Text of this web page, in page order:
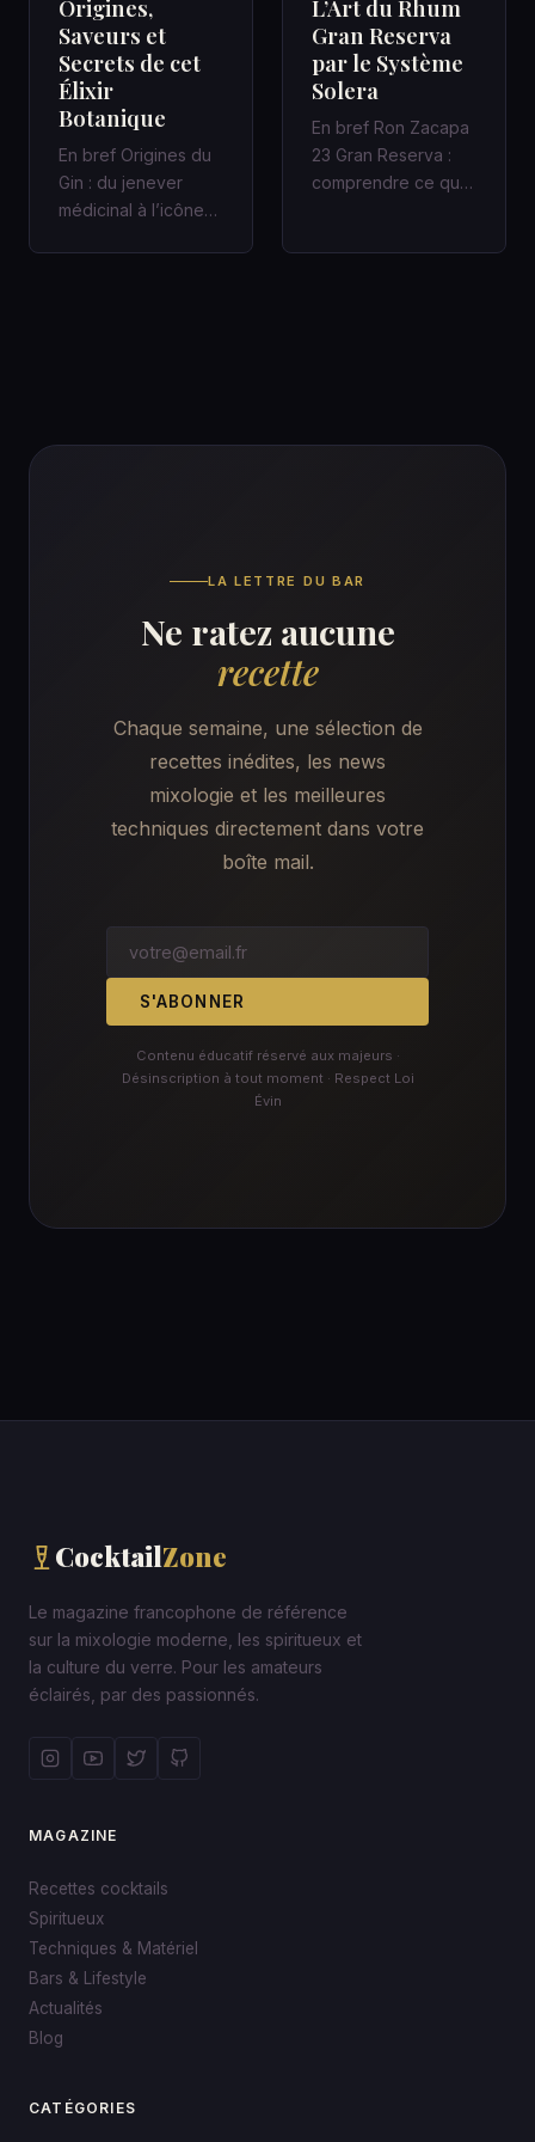
Origines,
Saveurs et
Secrets de cet
Élixir
Botanique
En bref Origines du
Gin : du jenever
médicinal à l’icône
L’Art du Rhum
Gran Reserva
par le Système
Solera
En bref Ron Zacapa
23 Gran Reserva :
comprendre ce que
LA LETTRE DU BAR
Ne ratez aucune
recette
Chaque semaine, une sélection de
recettes inédites, les news
mixologie et les meilleures
techniques directement dans votre
boîte mail.
S'ABONNER
Contenu éducatif réservé aux majeurs ·
Désinscription à tout moment · Respect Loi
Évin
CocktailZone
Le magazine francophone de référence
sur la mixologie moderne, les spiritueux et
la culture du verre. Pour les amateurs
éclairés, par des passionnés.
MAGAZINE
Recettes cocktails
Spiritueux
Techniques & Matériel
Bars & Lifestyle
Actualités
Blog
CATÉGORIES